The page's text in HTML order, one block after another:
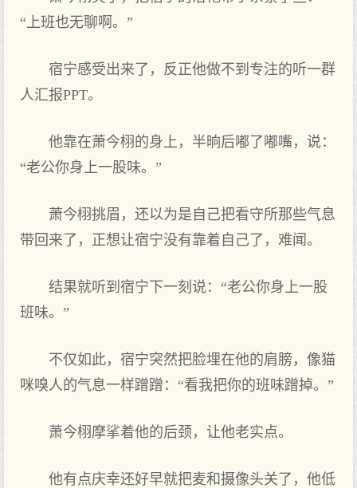
“上班也无聊啊。”
宿宁感受出来了，反正他做不到‌专注的听一群
人汇报PPT。
他靠在萧今栩的身上，半晌后嘟了嘟嘴，说：
“老公你身上一股味。”
萧今栩挑眉，还以为是自己把看守所那些气息
带回来了，正想让宿宁没有靠着自己了，难闻。
结果就听到‌宿宁下一刻说：“老公你身上一股
班味。”
不仅如此，宿宁突然把脸埋在他的肩膀，像猫
咪嗅人的气息一样蹭蹭：“看我把你的班味蹭掉。”
萧今栩摩挲着他的后颈，让他老实点。
他有点庆幸还好早就把麦和摄像头‌关了，他低